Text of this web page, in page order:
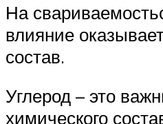
На
влияние
состав.
Углерод – это
химического